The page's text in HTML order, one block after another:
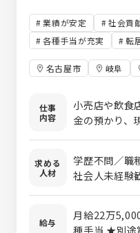
業績が安定 社会貢
各種手当が充実
転
名古屋市 岐阜
仕事
内容
小売店や飲食
金の預かり、
とつの業務は
体的な仕事内
上が入ったバッグ
渡し 釣り銭な
ます。 ※帰社
求める
人材
学歴不問／職
社会人未経験
は入社後に資
給与
月給22万